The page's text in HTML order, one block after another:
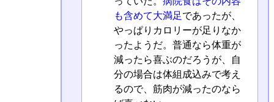
も含めて大満足であったが、
やっぱりカロリーが足りなか
ったようだ。普通なら体重が
減ったら喜ぶのだろうが、自
分の場合は体組成込みで考え
るので、筋肉が減ったのなら